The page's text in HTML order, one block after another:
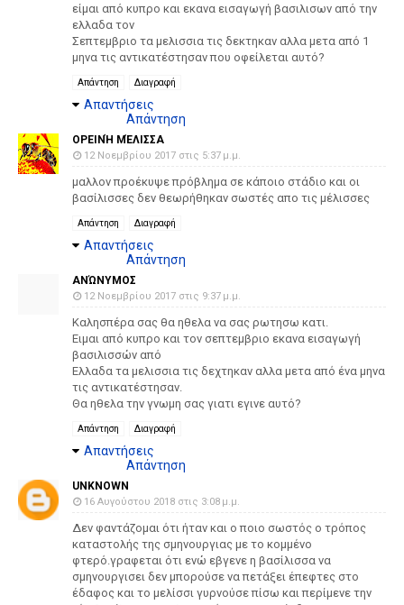
είμαι από κυπρο και εκανα εισαγωγή βασιλισων από την
ελλαδα τον
Σεπτεμβριο τα μελισσια τις δεκτηκαν αλλα μετα από 1
μηνα τις αντικατέστησαν που οφείλεται αυτό?
Απάντηση Διαγραφή
Απαντήσεις
Απάντηση
ΟΡΕΙΝΉ ΜΈΛΙΣΣΑ
12 Νοεμβρίου 2017 στις 5:37 μ.μ.
μαλλον προέκυψε πρόβλημα σε κάποιο στάδιο και οι
βασίλισσες δεν θεωρήθηκαν σωστές απο τις μέλισσες
Απάντηση Διαγραφή
Απαντήσεις
Απάντηση
ΑΝΏΝΥΜΟΣ
12 Νοεμβρίου 2017 στις 9:37 μ.μ.
Καλησπέρα σας θα ηθελα να σας ρωτησω κατι.
Ειμαι από κυπρο και τον σεπτεμβριο εκανα εισαγωγή
βασιλισσών από
Ελλαδα τα μελισσια τις δεχτηκαν αλλα μετα από ένα μηνα
τις αντικατέστησαν.
Θα ηθελα την γνωμη σας γιατι εγινε αυτό?
Απάντηση Διαγραφή
Απαντήσεις
Απάντηση
UNKNOWN
16 Αυγούστου 2018 στις 3:08 μ.μ.
Δεν φαντάζομαι ότι ήταν και ο ποιο σωστός ο τρόπος
καταστολής της σμηνουργιας με το κομμένο
φτερό.γραφεται ότι ενώ εβγενε η βασίλισσα να
σμηνουργισει δεν μπορούσε να πετάξει έπεφτες στο
έδαφος και το μελίσσι γυρνούσε πίσω και περίμενε την